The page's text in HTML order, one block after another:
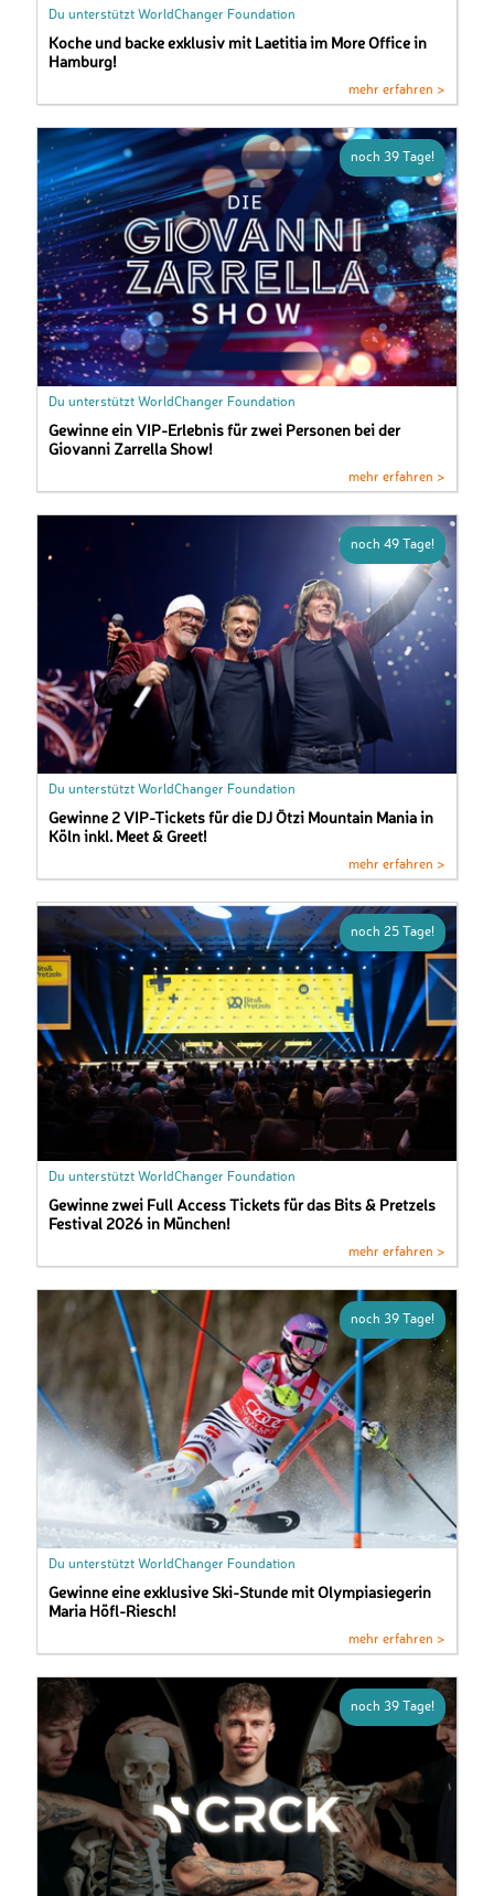
Du unterstützt WorldChanger Foundation
Koche und backe exklusiv mit Laetitia im More Office in
Hamburg!
mehr erfahren >
noch 39 Tage!
Du unterstützt WorldChanger Foundation
Gewinne ein VIP-Erlebnis für zwei Personen bei der
Giovanni Zarrella Show!
mehr erfahren >
noch 49 Tage!
Du unterstützt WorldChanger Foundation
Gewinne 2 VIP-Tickets für die DJ Ötzi Mountain Mania in
Köln inkl. Meet & Greet!
mehr erfahren >
noch 25 Tage!
Du unterstützt WorldChanger Foundation
Gewinne zwei Full Access Tickets für das Bits & Pretzels
Festival 2026 in München!
mehr erfahren >
noch 39 Tage!
Du unterstützt WorldChanger Foundation
Gewinne eine exklusive Ski-Stunde mit Olympiasiegerin
Maria Höfl-Riesch!
mehr erfahren >
noch 39 Tage!